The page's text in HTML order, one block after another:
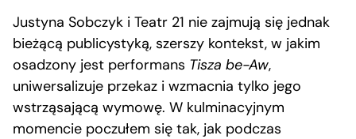
Justyna Sobczyk i Teatr 21 nie zajmują się jednak
bieżącą publicystyką, szerszy kontekst, w jakim
osadzony jest performans Tisza be-Aw,
uniwersalizuje przekaz i wzmacnia tylko jego
wstrząsającą wymowę. W kulminacyjnym
momencie poczułem się tak, jak podczas